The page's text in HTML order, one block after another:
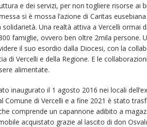
e dei servizi, per non togliere risorse ai
si è mossa l’azione di Caritas
solidarietà. Una realtà attiva a Vercelli ormai
famiglie, ovvero ben oltre 2mila persone.
il suo esordio dalla Diocesi, con la
di Vercelli e della Regione. E le
alimentate.
inaugurato il 1 agosto 2016 nei locali
Comune di Vercelli e a fine 2021 è stato
comprende un capannone adibito a
acquistato grazie al lascito di don